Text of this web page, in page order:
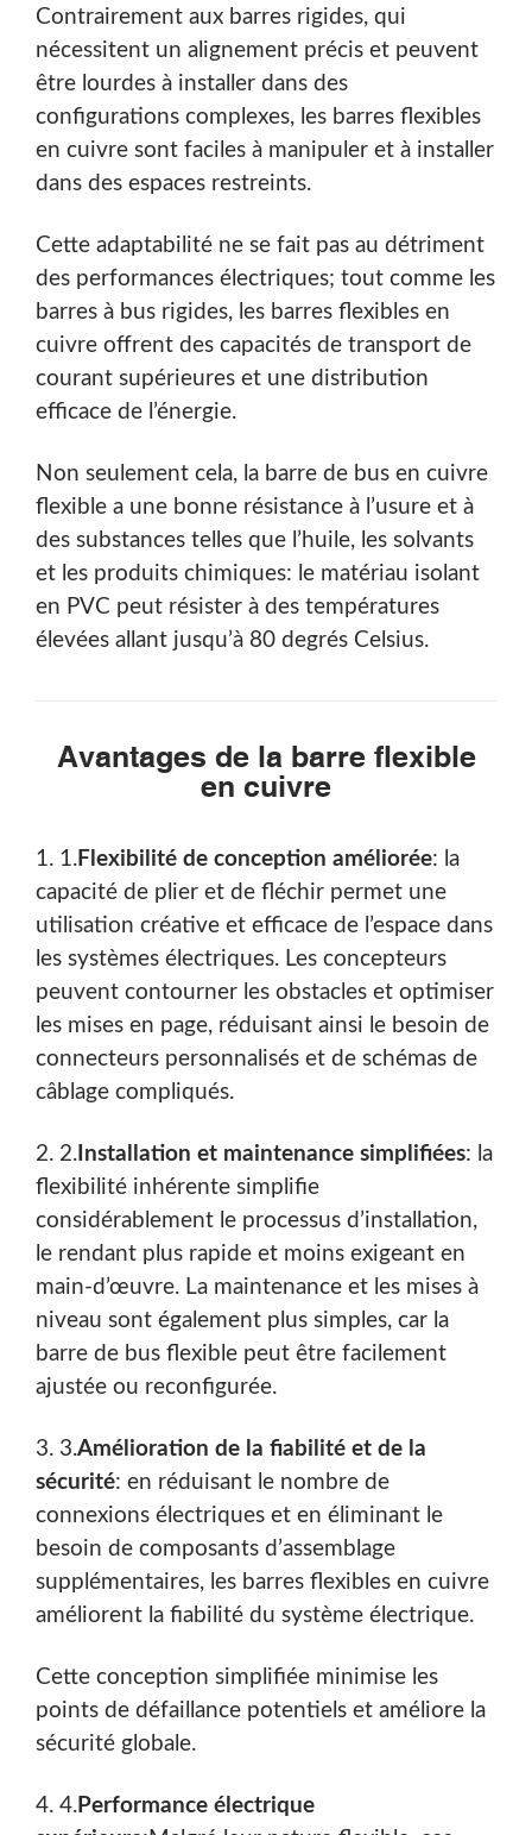
Contrairement aux barres rigides, qui
nécessitent un alignement précis et peuvent
être lourdes à installer dans des
configurations complexes, les barres flexibles
en cuivre sont faciles à manipuler et à installer
dans des espaces restreints.
Cette adaptabilité ne se fait pas au détriment
des performances électriques; tout comme les
barres à bus rigides, les barres flexibles en
cuivre offrent des capacités de transport de
courant supérieures et une distribution
efficace de l’énergie.
Non seulement cela, la barre de bus en cuivre
flexible a une bonne résistance à l’usure et à
des substances telles que l’huile, les solvants
et les produits chimiques: le matériau isolant
en PVC peut résister à des températures
élevées allant jusqu’à 80 degrés Celsius.
Avantages de la barre flexible
en cuivre
1. 1. Flexibilité de conception améliorée: la
capacité de plier et de fléchir permet une
utilisation créative et efficace de l’espace dans
les systèmes électriques. Les concepteurs
peuvent contourner les obstacles et optimiser
les mises en page, réduisant ainsi le besoin de
connecteurs personnalisés et de schémas de
câblage compliqués.
2. 2. Installation et maintenance simplifiées: la
flexibilité inhérente simplifie
considérablement le processus d’installation,
le rendant plus rapide et moins exigeant en
main-d’œuvre. La maintenance et les mises à
niveau sont également plus simples, car la
barre de bus flexible peut être facilement
ajustée ou reconfigurée.
3. 3.Amélioration de la fiabilité et de la
sécurité: en réduisant le nombre de
connexions électriques et en éliminant le
besoin de composants d’assemblage
supplémentaires, les barres flexibles en cuivre
améliorent la fiabilité du système électrique.
Cette conception simplifiée minimise les
points de défaillance potentiels et améliore la
sécurité globale.
4. 4. Performance électrique